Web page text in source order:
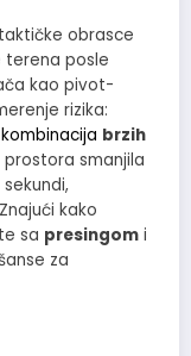
obrasce
terena posle
kao pivot-
rizika:
kombinacija brzih
smanjila
kako
sa presingom i
za